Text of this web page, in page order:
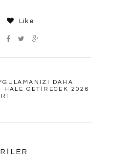
Like
DAHA
HALE GETIRECEK 2026